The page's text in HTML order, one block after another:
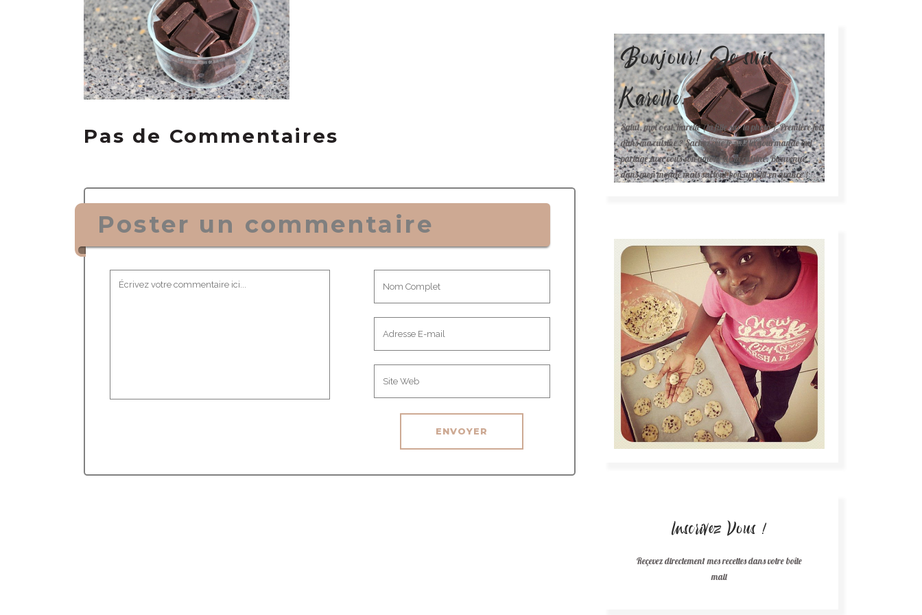
Pas de Commentaires
Poster un commentaire
Bonjour! Je suis
Karelle.
Salut, moi c'est Karelle (la fille sur la photo ). Première fois
dans ma cuisine ? Sachez que je suis la gourmande qui
partage avec vous son amour de la cuisine. Bienvenue
dans mon monde mais surtout bon appétit en avance !
Inscrivez Vous !
Reçevez directement mes recettes dans votre boîte
mail